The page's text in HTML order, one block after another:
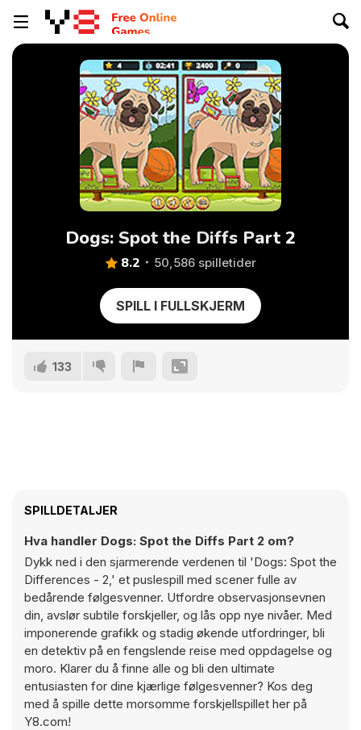
Dogs: Spot the Diffs Part 2
8.2 50,586 spilletider
SPILL I FULLSKJERM
133
SPILLDETALJER
Hva handler Dogs: Spot the Diffs Part 2 om?
Dykk ned i den sjarmerende verdenen til 'Dogs: Spot the
Differences - 2,' et puslespill med scener fulle av
bedårende følgesvenner. Utfordre observasjonsevnen
din, avslør subtile forskjeller, og lås opp nye nivåer. Med
imponerende grafikk og stadig økende utfordringer, bli
en detektiv på en fengslende reise med oppdagelse og
moro. Klarer du å finne alle og bli den ultimate
entusiasten for dine kjærlige følgesvenner? Kos deg
med å spille dette morsomme forskjellspillet her på
Y8.com!